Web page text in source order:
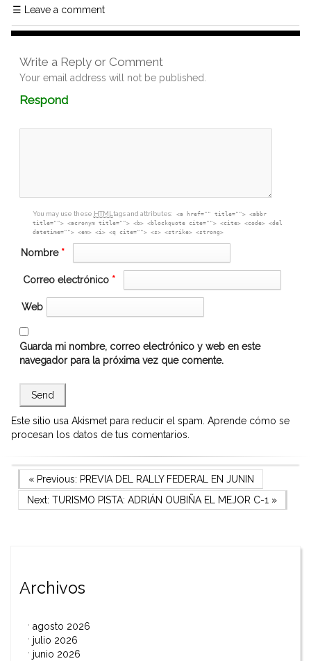
☰ Leave a comment
Write a Reply or Comment
Your email address will not be published.
RespondComment
box
You may use these HTMLtags and attributes:
<a href="" title=""> <abbr
title=""> <acronym title=""> <b> <blockquote cite=""> <cite> <code> <del
datetime=""> <em> <i> <q cite=""> <s> <strike> <strong>
Nombre *
Correo electrónico *
Web
Guarda mi nombre, correo electrónico y web en este
navegador para la próxima vez que comente.
Este sitio usa Akismet para reducir el spam. Aprende cómo se
procesan los datos de tus comentarios.
Navegación
de
Previous Post
« Previous: PREVIA DEL RALLY FEDERAL EN JUNIN
Next Post
Next: TURISMO PISTA: ADRIÁN OUBIÑA EL MEJOR C-1»
Archivos
agosto 2026
julio 2026
junio 2026